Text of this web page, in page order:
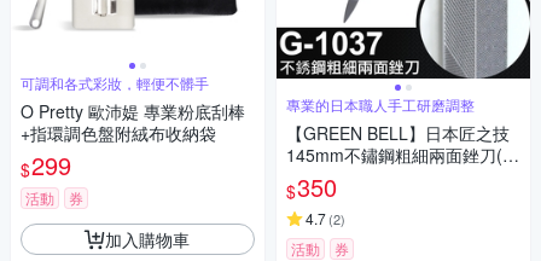
可調和各式彩妝，輕便不髒手
O Pretty 歐沛媞 專業粉底刮棒
+指環調色盤附絨布收納袋
$299
活動 券
加入購物車
專業的日本職人手工研磨調整
【GREEN BELL】日本匠之技
145mm不鏽鋼粗細兩面銼刀(G
-1037)
$350
4.7(2)
活動 券